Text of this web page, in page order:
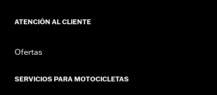
ATENCIÓN AL CLIENTE
Ofertas
SERVICIOS PARA MOTOCICLETAS